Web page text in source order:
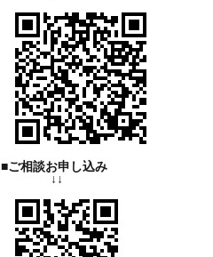
■ご相談お申し込み
↓↓